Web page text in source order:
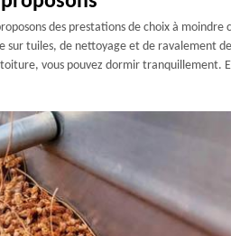
des prestations de choix à
tuiles, de nettoyage et de ravalement
vous pouvez dormir tranquillement.